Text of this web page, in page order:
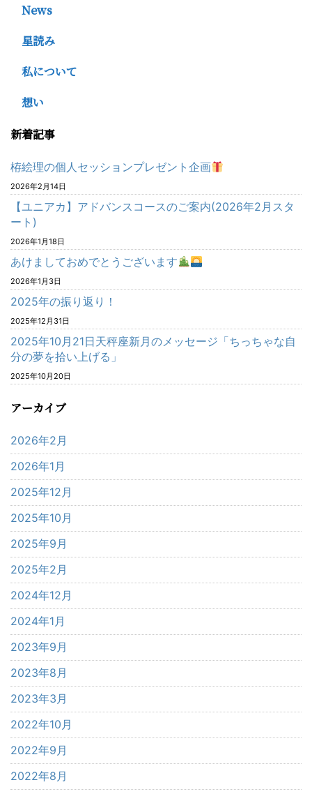
News
星読み
私について
想い
新着記事
栫絵理の個人セッションプレゼント企画
2026年2月14日
【ユニアカ】アドバンスコースのご案内(2026年2月スタ
ート)
2026年1月18日
あけましておめでとうございます
2026年1月3日
2025年の振り返り！
2025年12月31日
2025年10月21日天秤座新月のメッセージ「ちっちゃな自
分の夢を拾い上げる」
2025年10月20日
アーカイブ
2026年2月
2026年1月
2025年12月
2025年10月
2025年9月
2025年2月
2024年12月
2024年1月
2023年9月
2023年8月
2023年3月
2022年10月
2022年9月
2022年8月